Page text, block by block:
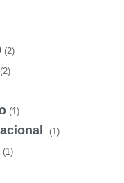
(2)
(2)
(1)
(1)
(1)